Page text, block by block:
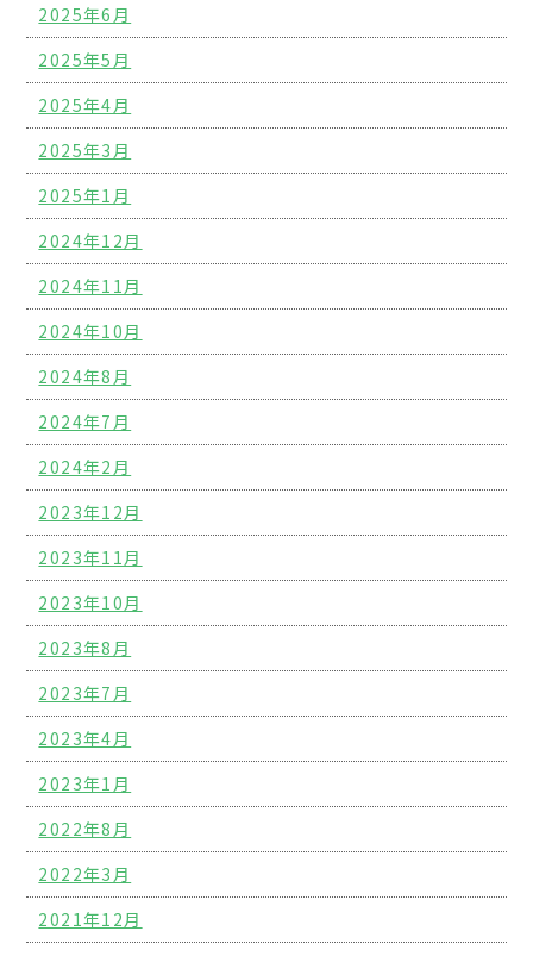
2025年6月
2025年5月
2025年4月
2025年3月
2025年1月
2024年12月
2024年11月
2024年10月
2024年8月
2024年7月
2024年2月
2023年12月
2023年11月
2023年10月
2023年8月
2023年7月
2023年4月
2023年1月
2022年8月
2022年3月
2021年12月